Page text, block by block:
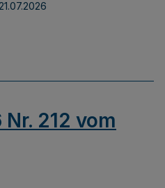
21.07.2026
212 vom